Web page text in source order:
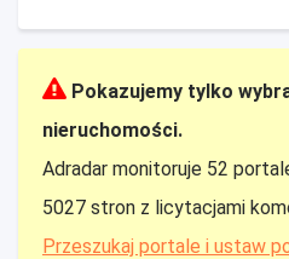
Pokazujemy tylko
nieruchomości.
Adradar monitoruje 52
5027 stron z licytacjami
Przeszukaj portale i ustaw